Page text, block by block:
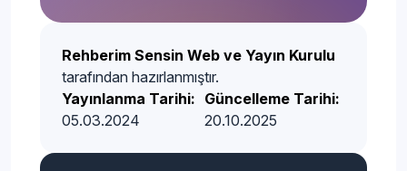
Rehberim Sensin Web ve Yayın Kurulu
tarafından hazırlanmıştır.
Yayınlanma Tarihi:
05.03.2024
Güncelleme Tarihi:
20.10.2025